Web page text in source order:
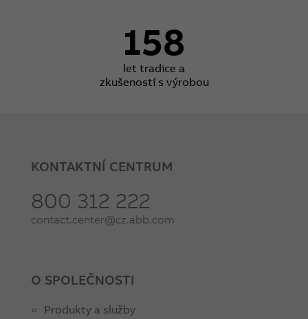
158
let tradice a
zkušeností s výrobou
KONTAKTNÍ CENTRUM
800 312 222
contact.center@cz.abb.com
O SPOLEČNOSTI
Produkty a služby